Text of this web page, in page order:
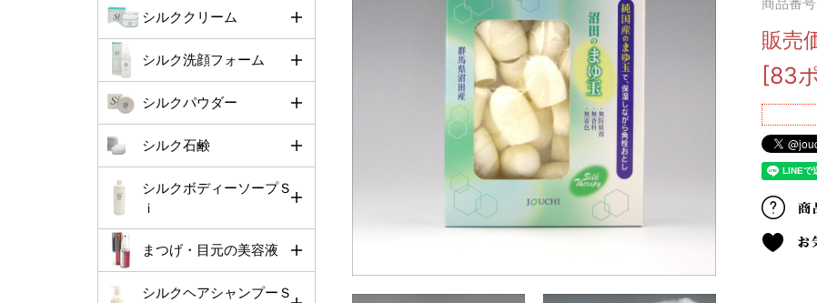
シルククリーム
シルク洗顔フォーム
シルクパウダー
シルク石鹸
シルクボディーソープＳ
ｉ
まつげ・目元の美容液
シルクヘアシャンプーＳ
販売
[83